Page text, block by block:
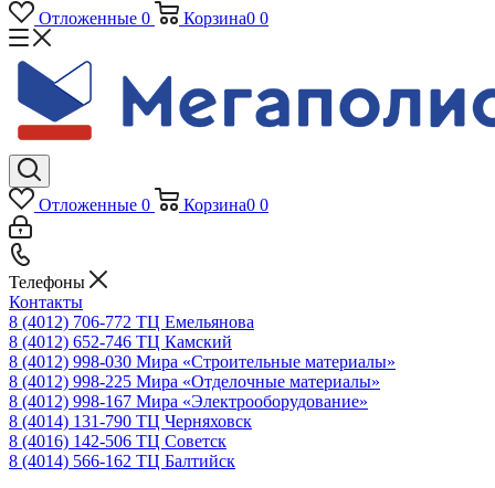
Отложенные 0 Корзина0 0
Отложенные 0 Корзина0 0
Телефоны
Контакты
8 (4012) 706-772 ТЦ Емельянова
8 (4012) 652-746 ТЦ Камский
8 (4012) 998-030 Мира «Строительные материалы»
8 (4012) 998-225 Мира «Отделочные материалы»
8 (4012) 998-167 Мира «Электрооборудование»
8 (4014) 131-790 ТЦ Черняховск
8 (4016) 142-506 ТЦ Советск
8 (4014) 566-162 ТЦ Балтийск